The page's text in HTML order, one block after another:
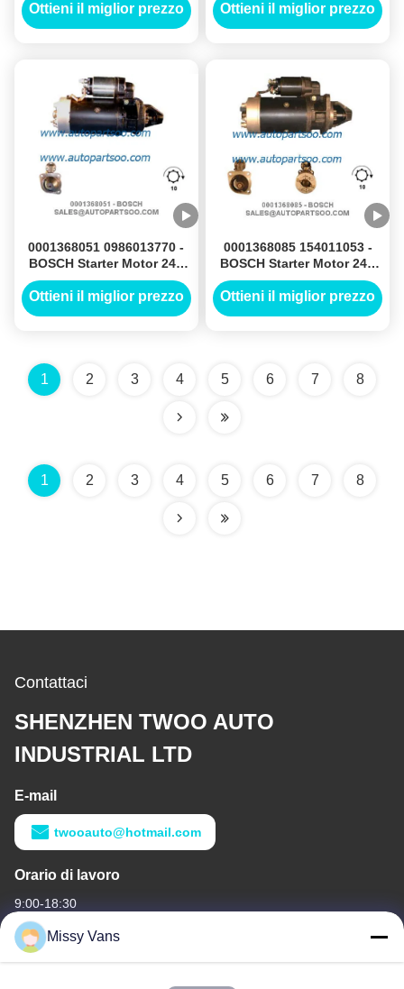
motorino di avviamento
12V 0.9KW 8T Motores De
Ottieni il miglior prezzo Ottieni il miglior prezzo
0001368051 0986013770 -
BOSCH Starter Motor 24V
4KW 10T MOTORES DE
ARRANQUE
Ottieni il miglior prezzo
0001368085 154011053 -
BOSCH Starter Motor 24V
3KW 10T MOTORES DE
ARRANQUE
Ottieni il miglior prezzo
1 2 3 4 5 6 7 8
1 2 3 4 5 6 7 8
Contattaci
SHENZHEN TWOO AUTO
INDUSTRIAL LTD
E-mail
twooauto@hotmail.com
Orario di lavoro
9:00-18:30
Il nostro indirizzo
Missy Vans